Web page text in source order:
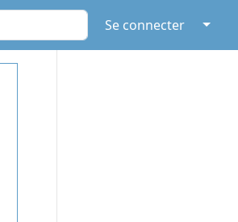
Se connecter ↓